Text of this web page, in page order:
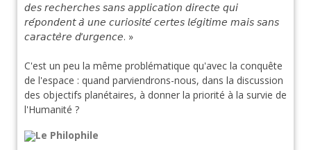
𝘥𝘦𝘴 𝘳𝘦𝘤𝘩𝘦𝘳𝘤𝘩𝘦𝘴 𝘴𝘢𝘯𝘴 𝘢𝘱𝘱𝘭𝘪𝘤𝘢𝘵𝘪𝘰𝘯 𝘥𝘪𝘳𝘦𝘤𝘵𝘦 𝘲𝘶𝘪
𝘳𝘦́𝘱𝘰𝘯𝘥𝘦𝘯𝘵 𝘢̀ 𝘶𝘯𝘦 𝘤𝘶𝘳𝘪𝘰𝘴𝘪𝘵𝘦́ 𝘤𝘦𝘳𝘵𝘦𝘴 𝘭𝘦́𝘨𝘪𝘵𝘪𝘮𝘦 𝘮𝘢𝘪𝘴 𝘴𝘢𝘯𝘴
𝘤𝘢𝘳𝘢𝘤𝘵𝘦̀𝘳𝘦 𝘥’𝘶𝘳𝘨𝘦𝘯𝘤𝘦. »
C'est un peu la même problématique qu'avec la conquête
de l'espace : quand parviendrons-nous, dans la discussion
des objectifs planétaires, à donner la priorité à la survie de
l'Humanité ?